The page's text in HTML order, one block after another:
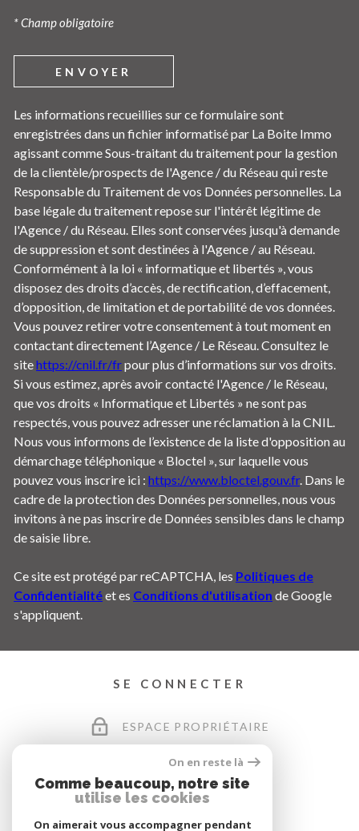
* Champ obligatoire
ENVOYER
Les informations recueillies sur ce formulaire sont
enregistrées dans un fichier informatisé par La Boite Immo
agissant comme Sous-traitant du traitement pour la gestion
de la clientèle/prospects de l'Agence / du Réseau qui reste
Responsable du Traitement de vos Données personnelles. La
base légale du traitement repose sur l'intérêt légitime de
l'Agence / du Réseau. Elles sont conservées jusqu'à demande
de suppression et sont destinées à l'Agence / au Réseau.
Conformément à la loi « informatique et libertés », vous
disposez des droits d’accès, de rectification, d’effacement,
d’opposition, de limitation et de portabilité de vos données.
Vous pouvez retirer votre consentement à tout moment en
contactant directement l’Agence / Le Réseau. Consultez le
sitehttps://cnil.fr/frpour plus d’informations sur vos droits.
Si vous estimez, après avoir contacté l'Agence / le Réseau,
que vos droits « Informatique et Libertés » ne sont pas
respectés, vous pouvez adresser une réclamation à la CNIL.
Nous vous informons de l’existence de la liste d'opposition au
démarchage téléphonique « Bloctel », sur laquelle vous
pouvez vous inscrire ici : https://www.bloctel.gouv.fr. Dans le
cadre de la protection des Données personnelles, nous vous
invitons à ne pas inscrire de Données sensibles dans le champ
de saisie libre.
Ce site est protégé par reCAPTCHA, les Politiques de
Confidentialitéet es Conditions d'utilisation de Google
s'appliquent.
SE CONNECTER
ESPACE PROPRIÉTAIRE
On en reste là
Comme beaucoup, notre site
utilise les cookies
On aimerait vous accompagner pendant